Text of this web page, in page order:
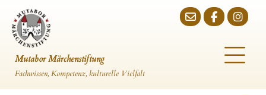
Mutabor Märchenstiftung
Fachwissen, Kompetenz, kulturelle Vielfalt